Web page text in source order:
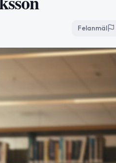
Felanmäl